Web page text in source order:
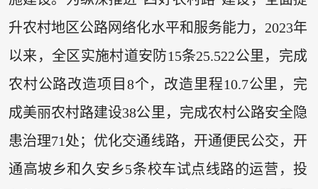
升农村地区公路网络化水平和服务能力，2023年
以来，全区实施村道安防15条25.522公里，完成
农村公路改造项目8个，改造里程10.7公里，完
成美丽农村路建设38公里，完成农村公路安全隐
患治理71处；优化交通线路，开通便民公交，开
通高坡乡和久安乡5条校车试点线路的运营，投